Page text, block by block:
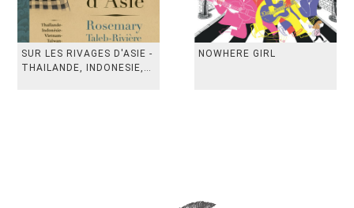
SUR LES RIVAGES D'ASIE -
THAILANDE, INDONESIE,
NOWHERE GIRL